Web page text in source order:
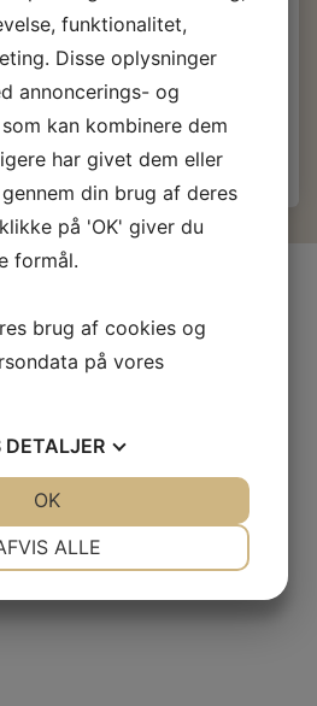
Læg i kurv
funktionalitet,
Disse oplysninger
annoncerings- og
kan kombinere dem
har givet dem eller
din brug af deres
på 'OK' giver du
formål.
brug af cookies og
på vores
DETALJER
ALLE
OK